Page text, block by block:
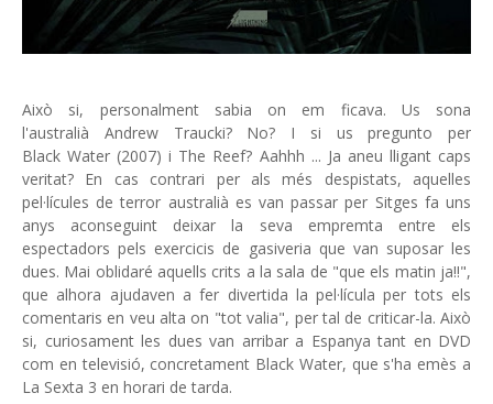
Això si, personalment sabia on em ficava. Us sona
l'australià Andrew Traucki? No? I si us pregunto per
Black Water (2007) i The Reef? Aahhh ... Ja aneu lligant caps
veritat? En cas contrari per als més despistats, aquelles
pel·lícules de terror australià es van passar per Sitges fa uns
anys aconseguint deixar la seva empremta entre els
espectadors pels exercicis de gasiveria que van suposar les
dues. Mai oblidaré aquells crits a la sala de "que els matin ja!!",
que alhora ajudaven a fer divertida la pel·lícula per tots els
comentaris en veu alta on "tot valia", per tal de criticar-la. Això
si, curiosament les dues van arribar a Espanya tant en DVD
com en televisió, concretament Black Water, que s'ha emès a
La Sexta 3 en horari de tarda.